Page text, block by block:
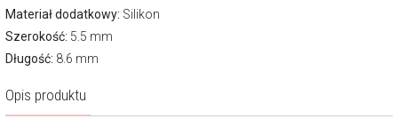
Materiał dodatkowy: Silikon
Szerokość: 5.5 mm
Długość: 8.6 mm
Opis produktu